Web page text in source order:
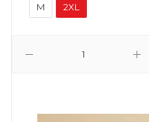
M 2XL